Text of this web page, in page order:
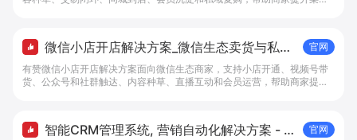
微信小店开店解决方案_微信生态卖货与私域
经营 - 做生意, 找有赞
官网
有赞微信小店开店解决方案面向微信生态商家，支持小店开通、视频号带
货、公众号和社群触达、内容种草、直播互动和会员运营，帮助商家提升
智能CRM管理系统, 营销自动化解决方案 - 有
官网